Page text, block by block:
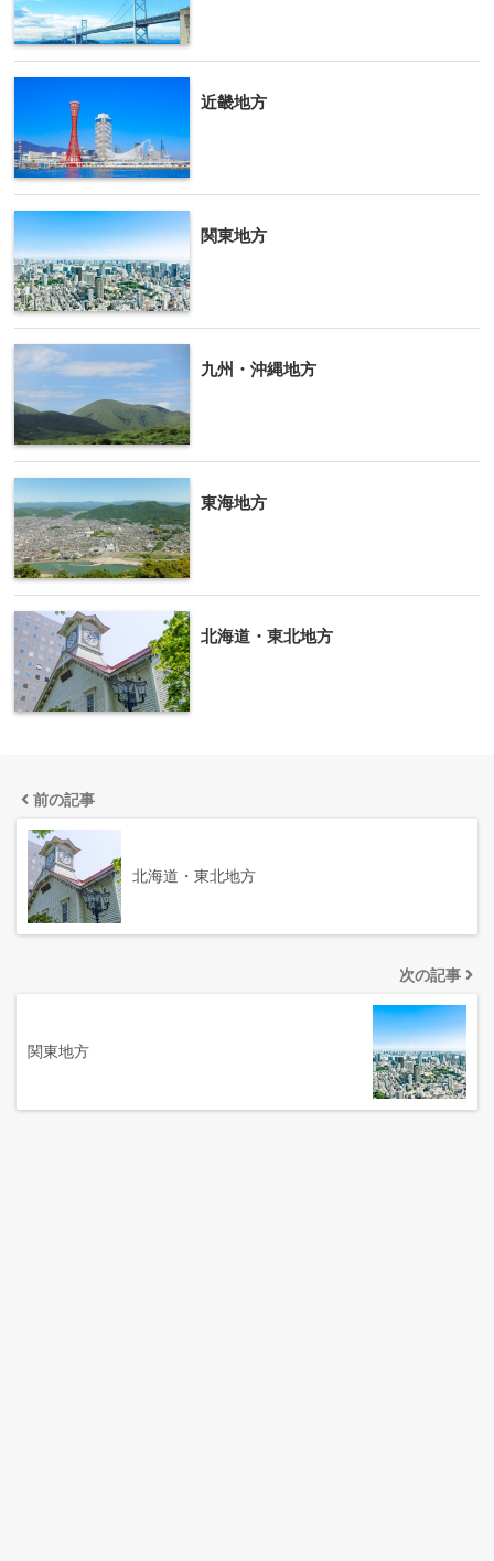
近畿地方
関東地方
九州・沖縄地方
東海地方
北海道・東北地方
前の記事
北海道・東北地方
次の記事
関東地方